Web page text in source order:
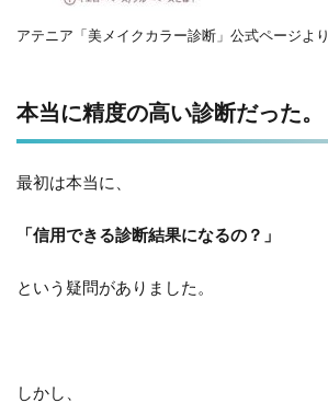
アテニア「美メイクカラー診断」公式ページより
本当に精度の高い診断だった。
最初は本当に、
「信用できる診断結果になるの？」
という疑問がありました。
しかし、